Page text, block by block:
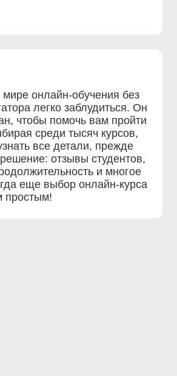
мире онлайн-обучения без
легко заблудиться. Он
чтобы помочь вам пройти
среди тысяч курсов,
все детали, прежде
отзывы студентов,
и многое
еще выбор онлайн-курса
простым!